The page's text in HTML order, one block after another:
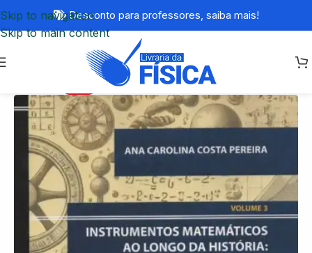
Skip to navigation
Skip to main content
Desconto para professores, saiba mais!